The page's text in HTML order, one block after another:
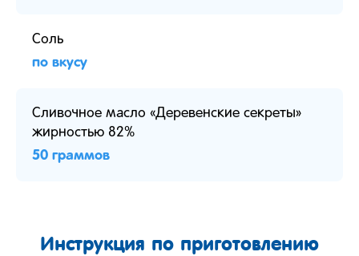
Соль
по вкусу
Сливочное масло «Деревенские секреты»
жирностью 82%
50 граммов
Инструкция по приготовлению